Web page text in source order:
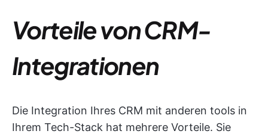
Vorteile von CRM-
Integrationen
Die Integration Ihres CRM mit anderen tools in
Ihrem Tech-Stack hat mehrere Vorteile. Sie